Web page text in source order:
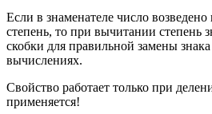
Если в знаменателе число
степень, то при вычитании степень
скобки для правильной замены
вычислениях.
Свойство работает только при
применяется!